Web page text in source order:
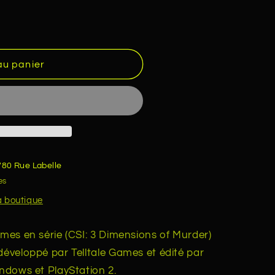
panier
Rue Labelle
boutique
en série (CSI: 3 Dimensions of Murder)
par Telltale Games et édité par
et PlayStation 2.